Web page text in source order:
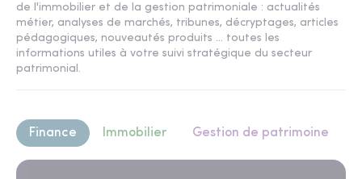
de l'immobilier et de la gestion patrimoniale : actualités
métier, analyses de marchés, tribunes, décryptages, articles
pédagogiques, nouveautés produits ... toutes les
informations utiles à votre suivi stratégique du secteur
patrimonial.
Finance Immobilier Gestion de patrimoine